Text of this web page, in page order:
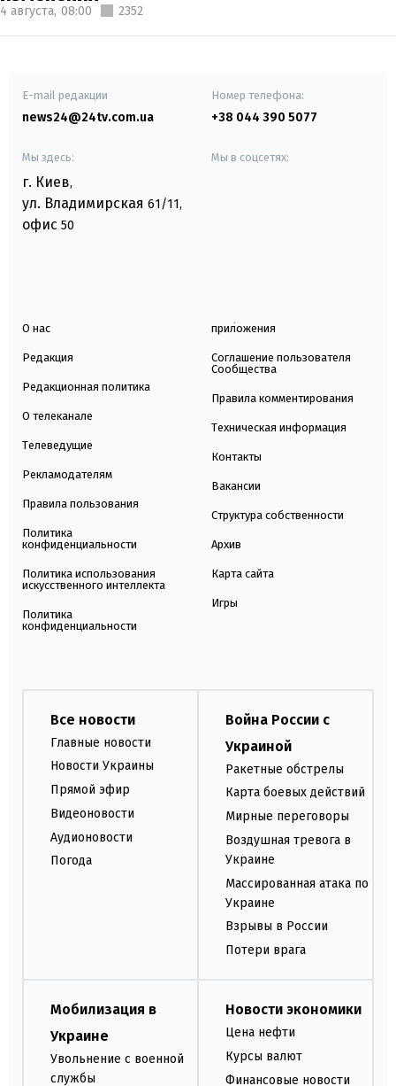
4 августа, 08:00 2352
E-mail редакции
news24@24tv.com.ua
Номер телефона:
+38 044 390 5077
Мы здесь:
г. Киев,
ул. Владимирская 61/11,
офис 50
Мы в соцсетях:
О нас
Редакция
Редакционная политика
О телеканале
Телеведущие
Рекламодателям
Правила пользования
Политика
конфиденциальности
Политика использования
искусственного интеллекта
Политика
конфиденциальности
приложения
Соглашение пользователя
Сообщества
Правила комментирования
Техническая информация
Контакты
Вакансии
Структура собственности
Архив
Карта сайта
Игры
Все новости
Главные новости
Новости Украины
Прямой эфир
Видеоновости
Аудионовости
Погода
Война России с
Украиной
Ракетные обстрелы
Карта боевых действий
Мирные переговоры
Воздушная тревога в
Украине
Массированная атака по
Украине
Взрывы в России
Потери врага
Мобилизация в
Украине
Увольнение с военной
службы
Новости экономики
Цена нефти
Курсы валют
Финансовые новости